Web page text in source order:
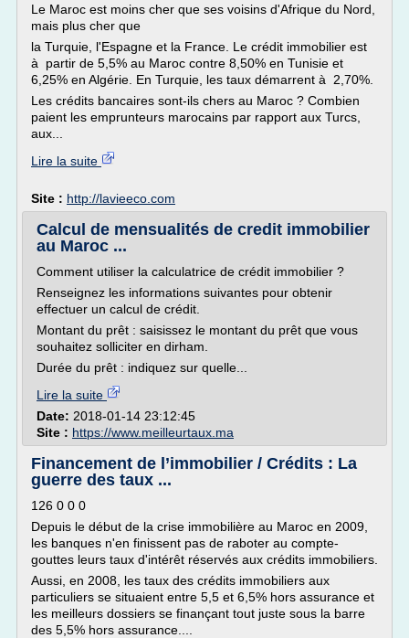
Le Maroc est moins cher que ses voisins d'Afrique du Nord,
mais plus cher que
la Turquie, l'Espagne et la France. Le crédit immobilier est
à partir de 5,5% au Maroc contre 8,50% en Tunisie et
6,25% en Algérie. En Turquie, les taux démarrent à 2,70%.
Les crédits bancaires sont-ils chers au Maroc ? Combien
paient les emprunteurs marocains par rapport aux Turcs,
aux...
Lire la suite
Site : http://lavieeco.com
Calcul de mensualités de credit immobilier
au Maroc ...
Comment utiliser la calculatrice de crédit immobilier ?
Renseignez les informations suivantes pour obtenir
effectuer un calcul de crédit.
Montant du prêt : saisissez le montant du prêt que vous
souhaitez solliciter en dirham.
Durée du prêt : indiquez sur quelle...
Lire la suite
Date: 2018-01-14 23:12:45
Site : https://www.meilleurtaux.ma
Financement de l’immobilier / Crédits : La
guerre des taux ...
126 0 0 0
Depuis le début de la crise immobilière au Maroc en 2009,
les banques n'en finissent pas de raboter au compte-
gouttes leurs taux d'intérêt réservés aux crédits immobiliers.
Aussi, en 2008, les taux des crédits immobiliers aux
particuliers se situaient entre 5,5 et 6,5% hors assurance et
les meilleurs dossiers se finançant tout juste sous la barre
des 5,5% hors assurance....